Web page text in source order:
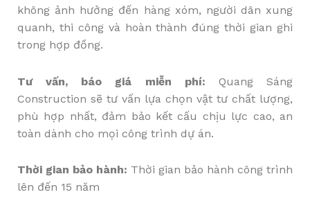
không ảnh hưởng đến hàng xóm, người dân xung
quanh, thi công và hoàn thành đúng thời gian ghi
trong hợp đồng.
Tư vấn, báo giá miễn phí: Quang Sáng
Construction sẽ tư vấn lựa chọn vật tư chất lượng,
phù hợp nhất, đảm bảo kết cấu chịu lực cao, an
toàn dành cho mọi công trình dự án.
Thời gian bảo hành: Thời gian bảo hành công trình
lên đến 15 năm